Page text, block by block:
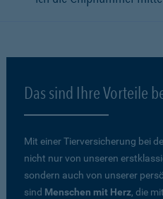
Das sind Ihre Vorteile
Mit einer Tierversicherung bei
nicht nur von unseren
sondern auch von unserer
sind Menschen mit Herz, die